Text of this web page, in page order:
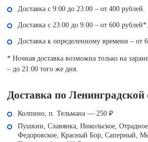
Доставка с 9:00 до 23:00 – от 400 рублей.
Доставка с 23:00 до 9:00 – от 600 рублей*.
Доставка к определенному времени – от
* Ночная доставка возможна только на
– до 21:00 того же дня.
Доставка по Ленинградской
Колпино, п. Тельмана — 250 ₽
Пушкин, Славянка, Никольское,
Федоровское, Красный Бор, Саперный,